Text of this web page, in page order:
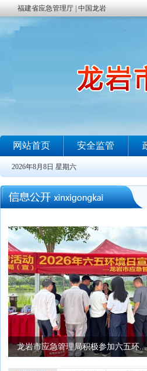
龙岩市应急管理局积极参加六五环...